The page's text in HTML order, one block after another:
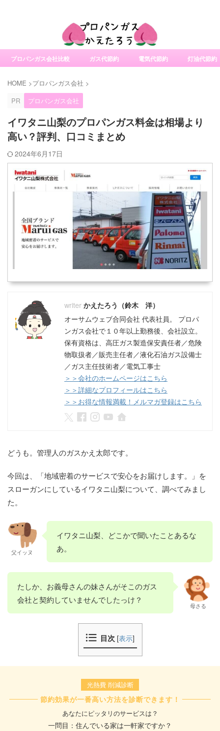
プロパンガス会社比較 ガス代節約 電気代節約 灯油代節約
HOME >プロパンガス会社 >
PR
プロパンガス会社
イワタニ山梨のプロパンガス料金は相場より
高い？評判、口コミまとめ
2024年6月17日
かえたろう（鈴木 洋）
オーサムウェブ合同会社 代表社員。 プロパ
ンガス会社で１０年以上勤務後、会社設立。
保有資格は、高圧ガス製造保安責任者／危険
物取扱者／販売主任者／液化石油ガス設備士
／ガス主任技術者／電気工事士
＞＞会社のホームページはこちら
＞＞詳細なプロフィールはこちら
＞＞お得な情報満載！メルマガ登録はこちら
どうも。管理人のガスかえ太郎です。
今回は、「地域密着のサービスで安心をお届けします。」を
スローガンにしているイワタニ山梨について、調べてみまし
た。
父イッヌ
イワタニ山梨、どこかで聞いたことあるな
あ。
たしか、お義母さんの妹さんがそこのガス
会社と契約していませんでしたっけ？
母さる
目次 [表示]
光熱費 削減診断
節約効果が一番高い方法を診断できます！
あなたにピッタリのサービスは？
一問目：住んでいる家は一軒家ですか？